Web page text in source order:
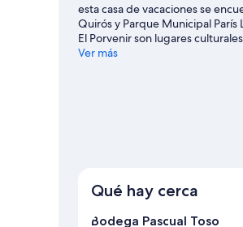
esta casa de vacaciones se
Quirós y Parque Municipal París
El Porvenir son lugares
Visita nuestra guía de San José
Ver más
Qué hay cerca
Bodega Pascual Toso